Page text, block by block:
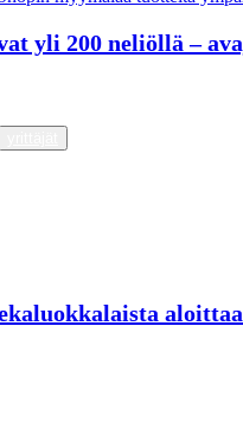
yli 200 neliöllä –